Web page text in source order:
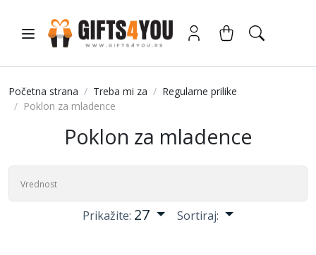
Početna strana Treba mi za
Regularne prilike
Poklon za mladence
Poklon za mladence
Prikažite: 27 Sortiraj: